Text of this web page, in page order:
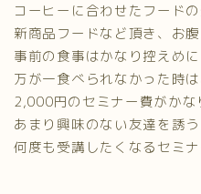
コーヒーに合わせたフード
新商品フードなど頂き、お
事前の食事はかなり控えめ
万が一食べられなかった時
2,000円のセミナー費がか
あまり興味のない友達を誘
何度も受講したくなるセミナ